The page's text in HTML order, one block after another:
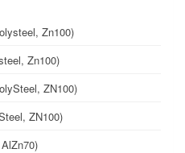
Zn100)
Zn100)
ZN100)
ZN100)